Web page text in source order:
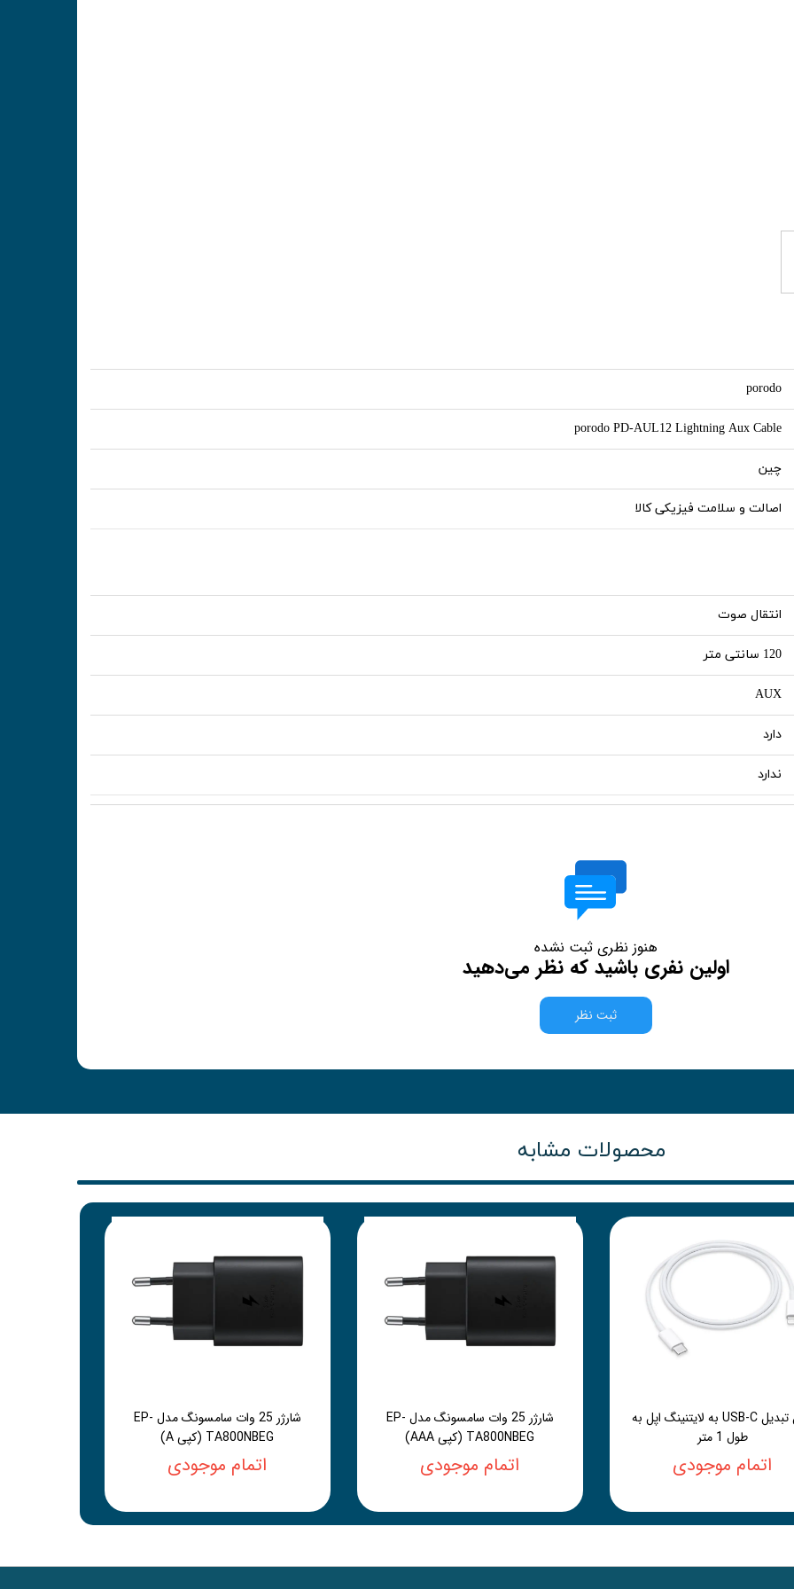
porodo
porodo PD-AUL12 Lightning Aux Cable
چین
اصالت و سلامت فیزیکی کالا
انتقال صوت
120 سانتی متر
AUX
دارد
ندارد
هنوز نظری ثبت نشده
اولین نفری باشید که نظر می‌دهید
ثبت نظر
محصولات مشابه
کابل تبدیل USB-C به لایتنینگ اپل به
طول 1 متر
اتمام موجودی
شارژر 25 وات سامسونگ مدل EP-
TA800NBEG (کپی AAA)
اتمام موجودی
شارژر 25 وات سامسونگ مدل EP-
TA800NBEG (کپی A)
اتمام موجودی